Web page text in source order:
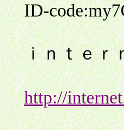
ID-
ｉｎｔｅ
http://